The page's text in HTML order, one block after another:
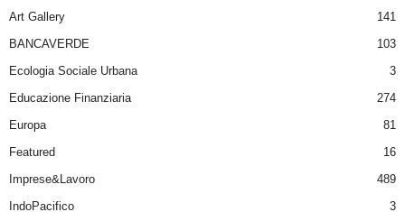
Art Gallery
141
BANCAVERDE
103
Ecologia Sociale Urbana
3
Educazione Finanziaria
274
Europa
81
Featured
16
Imprese&Lavoro
489
IndoPacifico
3